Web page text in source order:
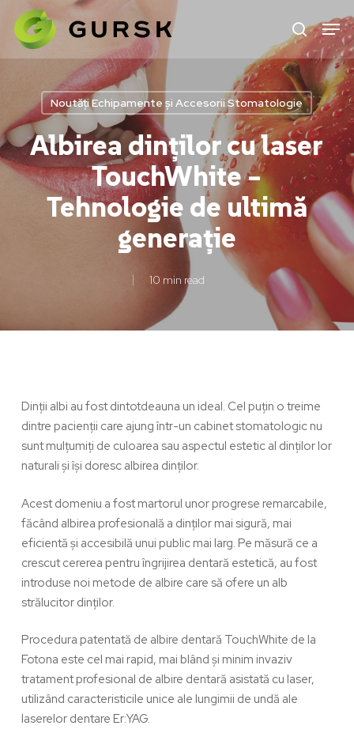
Noutăți Echipamente și Accesorii Stomatologie
Albirea dinților cu laser
TouchWhite –
Tehnologie de ultimă
generație
10 min read
Dinții albi au fost dintotdeauna un ideal. Cel puțin o treime
dintre pacienții care ajung într-un cabinet stomatologic nu
sunt mulțumiți de culoarea sau aspectul estetic al dinților lor
naturali și își doresc albirea dinților.
Acest domeniu a fost martorul unor progrese remarcabile,
făcând albirea profesională a dințilormai sigură, mai
eficientă și accesibilă unui public mai larg. Pe măsură ce a
crescut cererea pentru îngrijirea dentară estetică, au fost
introduse noi metode de albire care să ofere un alb
strălucitor dinților.
Procedura patentată de albire dentară TouchWhite de la
Fotona este cel mai rapid, mai blând și minim invaziv
tratament profesional de albire dentară asistată cu laser,
utilizând caracteristicile unice ale lungimii de undă ale
laserelor dentare Er:YAG.